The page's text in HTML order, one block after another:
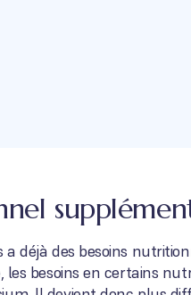
déjà des besoins
les besoins en certains